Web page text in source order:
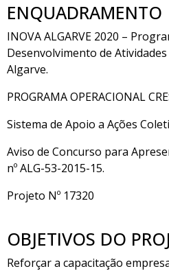
ENQUADRAMENTO
INOVA ALGARVE 2020 –
Desenvolvimento de
Algarve.
PROGRAMA OPERACIONAL
Sistema de Apoio a Ações
Aviso de Concurso para
nº ALG-53-2015-15.
Projeto Nº 17320
OBJETIVOS DO
Reforçar a capacitação